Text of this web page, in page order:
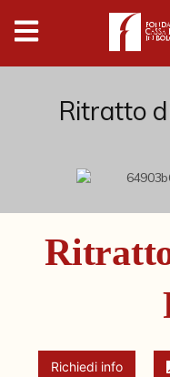
Digital
Humanities
DonazioniRitratto
Richiedi info